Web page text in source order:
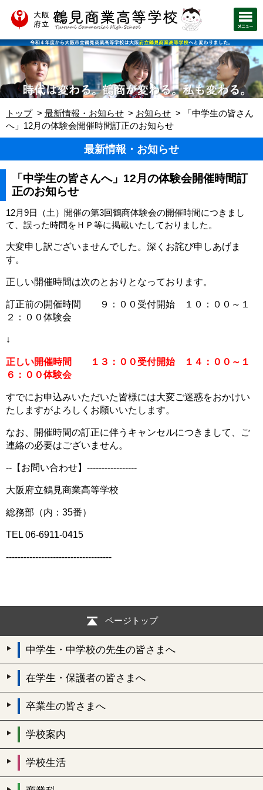
トップ 最新情報・お知らせ お知らせ
「中学生の皆さん
へ」12月の体験会開催時間訂正のお知らせ
最新情報・お知らせ
「中学生の皆さんへ」12月の体験会開催時間訂
正のお知らせ
12月9日（土）開催の第3回鶴商体験会の開催時間につきまし
て、誤った時間をＨＰ等に掲載いたしておりました。
大変申し訳ございませんでした。深くお詫び申しあげま
す。
正しい開催時間は次のとおりとなっております。
訂正前の開催時間 ９：００受付開始 １０：００～１
２：００体験会
↓
正しい開催時間 １３：００受付開始 １４：００～１
６：００体験会
すでにお申込みいただいた皆様には大変ご迷惑をおかけい
たしますがよろしくお願いいたします。
なお、開催時間の訂正に伴うキャンセルにつきまして、ご
連絡の必要はございません。
--【お問い合わせ】-----------------
大阪府立鶴見商業高等学校
総務部（内：35番）
TEL 06-6911-0415
------------------------------------
ページトップ
中学生・中学校の先生の皆さまへ
在学生・保護者の皆さまへ
卒業生の皆さまへ
学校案内
学校生活